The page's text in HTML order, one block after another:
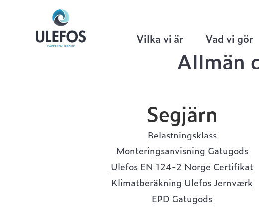
Vilka vi är Vad vi gör
Ulefos>
Allmän
Segjärn
Belastningsklass
Monteringsanvisning Gatugods
Ulefos EN 124-2 Norge Certifikat
Klimatberäkning Ulefos Jernværk
EPD Gatugods